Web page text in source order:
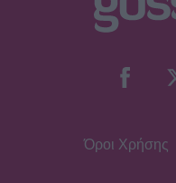
Όροι Χρήσης